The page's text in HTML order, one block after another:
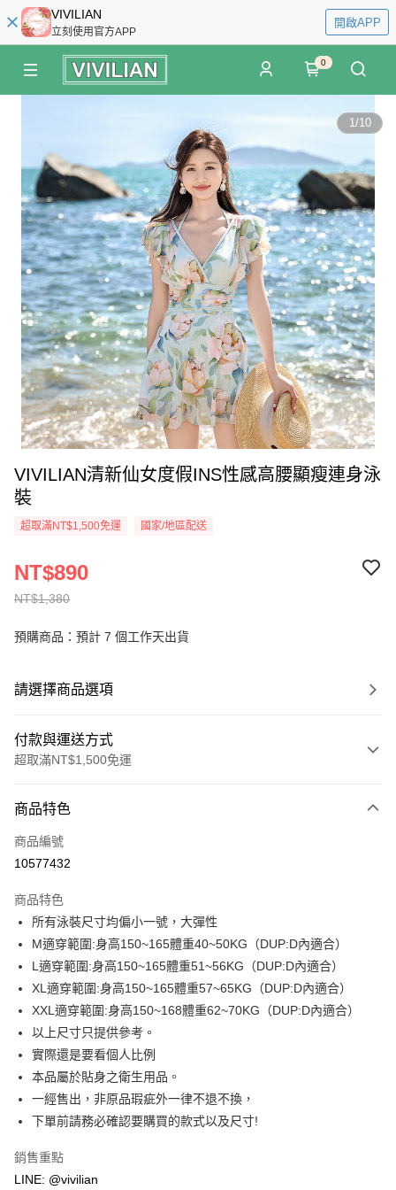
VIVILIAN
立刻使用官方APP
開啟APP
0
1/10
VIVILIAN清新仙女度假INS性感高腰顯瘦連身泳
裝
超取滿NT$1,500免運 國家/地區配送
NT$1,380
NT$890
預購商品：預計 7 個工作天出貨
請選擇商品選項
付款與運送方式
超取滿NT$1,500免運
信用卡一次付款
信用卡分期付款
合作金庫商業銀行
華南商業銀行
彰化商業銀行
上海商業儲蓄銀行
台北富邦商業銀行
國泰世華商業銀行
兆豐國際商業銀行
臺灣中小企業銀行
台中商業銀行
匯豐（台灣）商業銀行
華泰商業銀行
聯邦商業銀行
遠東國際商業銀行
元大商業銀行
玉山商業銀行
台新國際商業銀行
台灣樂天信用卡公司
超商取貨付款
LINE Pay
Apple Pay
街口支付
Google Pay
【大哥付你分期使用說明】
2.付款方式選擇「大哥付你分期」，訂單成立後會自動跳轉到大哥付的交易
AFTEE先享後付
商品特色
商品編號
10577432
商品特色
所有泳裝尺寸均偏小一號，大彈性
M適穿範圍:身高150~165體重40~50KG（DUP:D內適合）
L適穿範圍:身高150~165體重51~56KG（DUP:D內適合）
XL適穿範圍:身高150~165體重57~65KG（DUP:D內適合）
XXL適穿範圍:身高150~168體重62~70KG（DUP:D內適合）
以上尺寸只提供參考。
實際還是要看個人比例
本品屬於貼身之衛生用品。
一經售出，非原品瑕疵外一律不退不換，
下單前請務必確認要購買的款式以及尺寸!
銷售重點
LINE: @vivilian